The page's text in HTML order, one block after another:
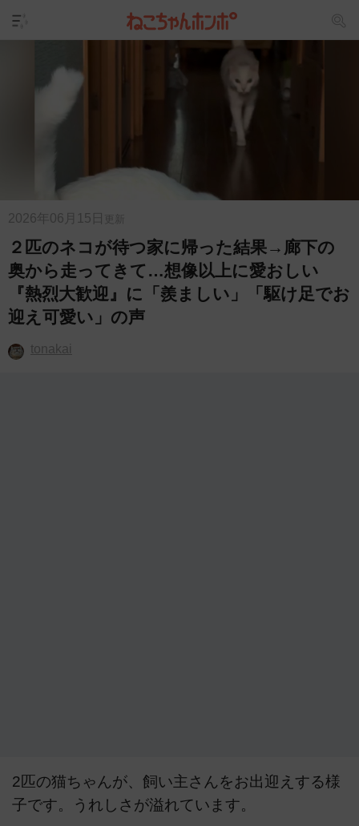
2026年06月15日 更新
２匹のネコが待つ家に帰った結果→廊下の
奥から走ってきて…想像以上に愛おしい
『熱烈大歓迎』に「羨ましい」「駆け足でお
迎え可愛い」の声
tonakai
2匹の猫ちゃんが、飼い主さんをお出迎えする様
子です。うれしさが溢れています。